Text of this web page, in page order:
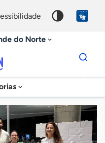
do Norte
Dados
para
chave